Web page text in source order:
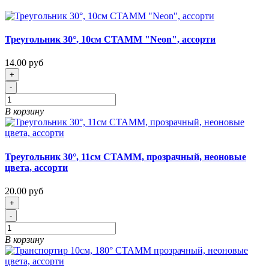
Треугольник 30°, 10см СТАММ "Neon", ассорти
14.00 руб
+
-
В корзину
Треугольник 30°, 11см СТАММ, прозрачный, неоновые
цвета, ассорти
20.00 руб
+
-
В корзину